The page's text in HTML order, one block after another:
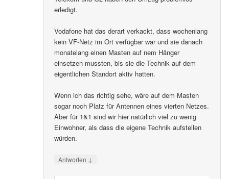
erledigt.
Vodafone hat das derart verkackt, dass wochenlang
kein VF-Netz im Ort verfügbar war und sie danach
monatelang einen Masten auf nem Hänger
einsetzen mussten, bis sie die Technik auf dem
eigentlichen Standort aktiv hatten.
Wenn ich das richtig sehe, wäre auf dem Masten
sogar noch Platz für Antennen eines vierten Netzes.
Aber für 1&1 sind wir hier natürlich viel zu wenig
Einwohner, als dass die eigene Technik aufstellen
würden.
Antworten ↓